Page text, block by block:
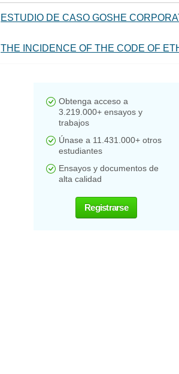
ESTUDIO DE CASO GOSHE
THE INCIDENCE OF THE CODE OF
Obtenga acceso a
3.219.000+ ensayos y
trabajos
Únase a 11.431.000+ otros
estudiantes
Ensayos y documentos de
alta calidad
Registrarse